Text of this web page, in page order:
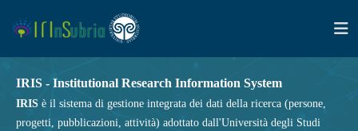
IRIS - Institutional Research Information System
IRIS è il sistema di gestione integrata dei dati della ricerca (persone,
progetti, pubblicazioni, attività) adottato dall'Università degli Studi